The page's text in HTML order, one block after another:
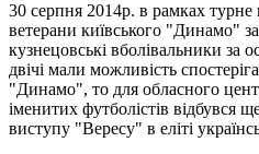
30 серпня 2014р. в рамках турне
ветерани київського "Динамо"
кузнецовські вболівальники за
двічі мали можливість
"Динамо", то для обласного
іменитих футболістів відбувся
виступу "Вересу" в еліті